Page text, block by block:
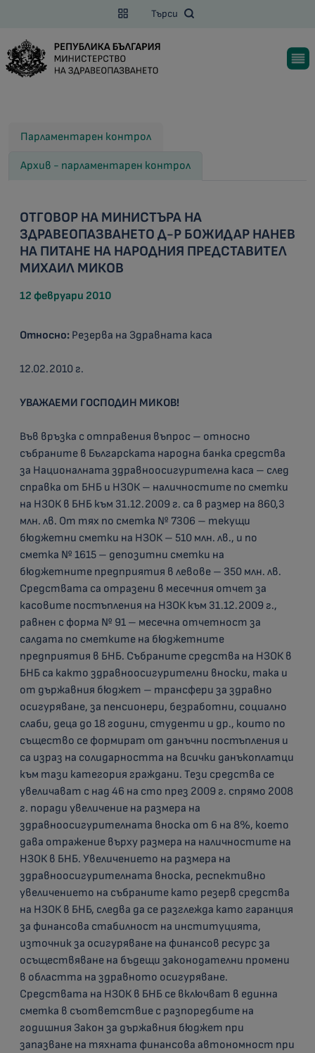
Търси
Парламентарен контрол
Архив - парламентарен контрол
ОТГОВОР НА МИНИСТЪРА НА
ЗДРАВЕОПАЗВАНЕТО Д-Р БОЖИДАР НАНЕВ
НА ПИТАНЕ НА НАРОДНИЯ ПРЕДСТАВИТЕЛ
МИХАИЛ МИКОВ
12 февруари 2010
Относно: Резерва на Здравната каса
12.02.2010 г.
УВАЖАЕМИ ГОСПОДИН МИКОВ!
Във връзка с отправения въпрос – относно
събраните в Българската народна банка средства
за Националната здравноосигурителна каса – след
справка от БНБ и НЗОК – наличностите по сметки
на НЗОК в БНБ към 31.12.2009 г. са в размер на 860,3
млн. лв. От тях по сметка № 7306 – текущи
бюджетни сметки на НЗОК – 510 млн. лв., и по
сметка № 1615 – депозитни сметки на
бюджетните предприятия в левове – 350 млн. лв.
Средствата са отразени в месечния отчет за
касовите постъпления на НЗОК към 31.12.2009 г.,
равнен с форма № 91 – месечна отчетност за
салдата по сметките на бюджетните
предприятия в БНБ. Събраните средства на НЗОК в
БНБ са както здравноосигурителни вноски, така и
от държавния бюджет – трансфери за здравно
осигуряване, за пенсионери, безработни, социално
слаби, деца до 18 години, студенти и др., които по
същество се формират от данъчни постъпления и
са израз на солидарността на всички данъкоплатци
към тази категория граждани. Тези средства се
увеличават с над 46 на сто през 2009 г. спрямо 2008
г. поради увеличение на размера на
здравноосигурителната вноска от 6 на 8%, което
дава отражение върху размера на наличностите на
НЗОК в БНБ. Увеличението на размера на
здравноосигурителната вноска, респективно
увеличението на събраните като резерв средства
на НЗОК в БНБ, следва да се разглежда като гаранция
за финансова стабилност на институцията,
източник за осигуряване на финансов ресурс за
осъществяване на бъдещи законодателни промени
в областта на здравното осигуряване.
Средствата на НЗОК в БНБ се включват в единна
сметка в съответствие с разпоредбите на
годишния Закон за държавния бюджет при
запазване на тяхната финансова автономност при